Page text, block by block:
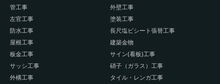
管工事
外壁工事
左官工事
塗装工事
防水工事
長尺塩ビシート張替工事
屋根工事
建築金物
板金工事
サイン(看板)工事
サッシ工事
硝子（ガラス）工事
外構工事
タイル・レンガ工事